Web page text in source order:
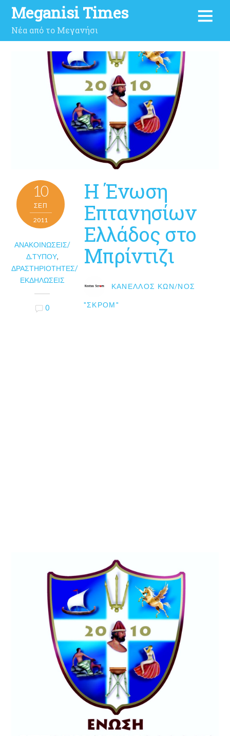
Meganisi Times
Νέα από το Μεγανήσι
10
ΣΕΠ
2011
ΑΝΑΚΟΙΝΏΣΕΙΣ/
Δ.ΤΎΠΟΥ,
ΔΡΑΣΤΗΡΙΌΤΗΤΕΣ/
ΕΚΔΗΛΏΣΕΙΣ
0
Η Ένωση
Επτανησίων
Ελλάδος στο
Μπρίντιζι
ΚΑΝΈΛΛΟΣ ΚΩΝ/ΝΟΣ
"ΣΚΡΟΜ"